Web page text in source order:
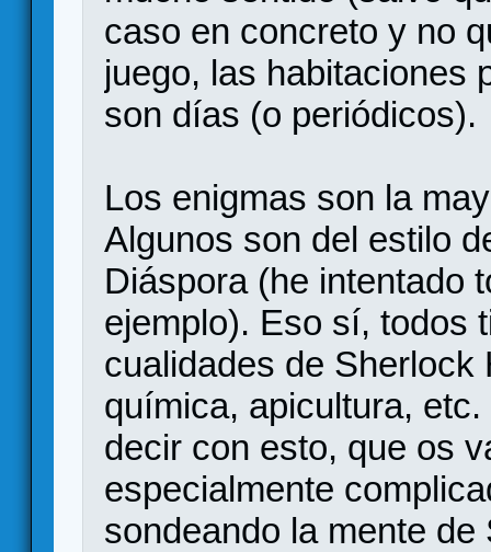
caso en concreto y no
juego, las habitaciones
son días (o periódicos).
Los enigmas son la
Algunos son del estilo
Diáspora (he intentado
ejemplo). Eso sí, todos
cualidades de Sherlock
química, apicultura,
decir con esto, que os
especialmente
sondeando la mente de